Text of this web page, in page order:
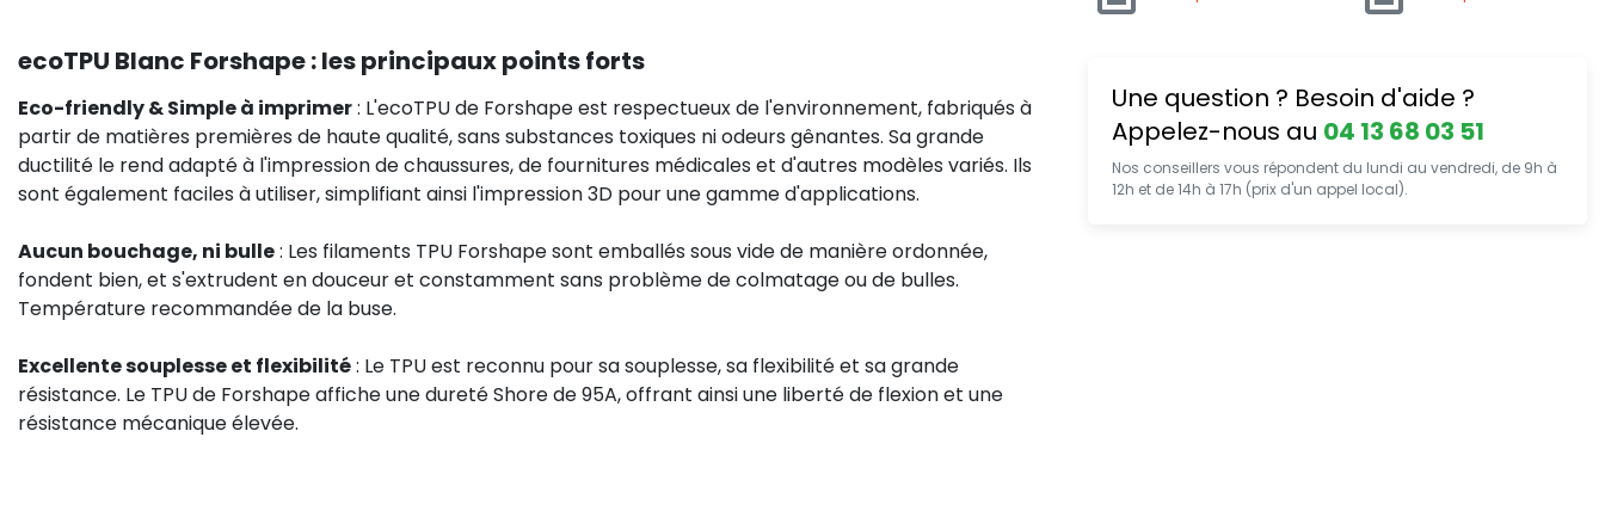
ecoTPU Blanc Forshape : les principaux points forts
Eco-friendly & Simple à imprimer: L'ecoTPU de Forshape est respectueux de l'environnement, fabriqués à
partir de matières premières de haute qualité, sans substances toxiques ni odeurs gênantes. Sa grande
ductilité le rend adapté à l'impression de chaussures, de fournitures médicales et d'autres modèles variés. Ils
sont également faciles à utiliser, simplifiant ainsi l'impression 3D pour une gamme d'applications.
Aucun bouchage, ni bulle: Les filaments TPU Forshape sont emballés sous vide de manière ordonnée,
fondent bien, et s'extrudent en douceur et constamment sans problème de colmatage ou de bulles.
Température recommandée de la buse.
Excellente souplesse et flexibilité: Le TPU est reconnu pour sa souplesse, sa flexibilité et sa grande
résistance. Le TPU de Forshape affiche une dureté Shore de 95A, offrant ainsi une liberté de flexion et une
résistance mécanique élevée.
Une question ? Besoin d'aide ?
Appelez-nous au 04 13 68 03 51
Nos conseillers vous répondent du lundi au vendredi, de 9h à
12h et de 14h à 17h (prix d'un appel local).